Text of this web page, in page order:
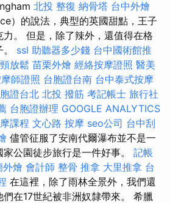
北投 整復 納骨塔 台中外燴
）的說法，典型的英國甜點，王子
。 但是，除了辣外，還值得在格
ssl 助聽器多少錢 台中國術館推
放鬆 苗栗外燴 經絡按摩證照 醫美
師證照 台胞證台南 台中泰式按摩
證台北 北投 撥筋 考記帳士 旅行社
台胞證辦理 GOOGLE ANALYTICS
課程 文心路 按摩 seo公司 台中刮
儘管征服了安南代爾瀑布並不是一
公園徒步旅行是一件好事。 記帳
外燴 會計師 整骨 推拿 大里推拿 台
在這裡，除了雨林全景外，我們還
在17世紀被非洲奴隸帶來。 希臘